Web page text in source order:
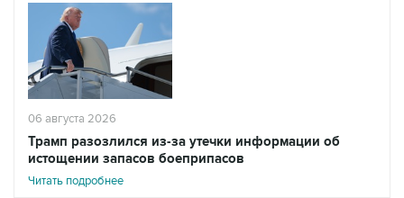
06 августа 2026
Трамп разозлился из-за утечки информации об
истощении запасов боеприпасов
Читать подробнее